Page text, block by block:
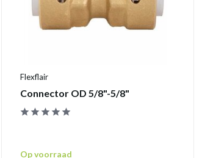
Flexflair
Connector OD 5/8"-5/8"
Op voorraad